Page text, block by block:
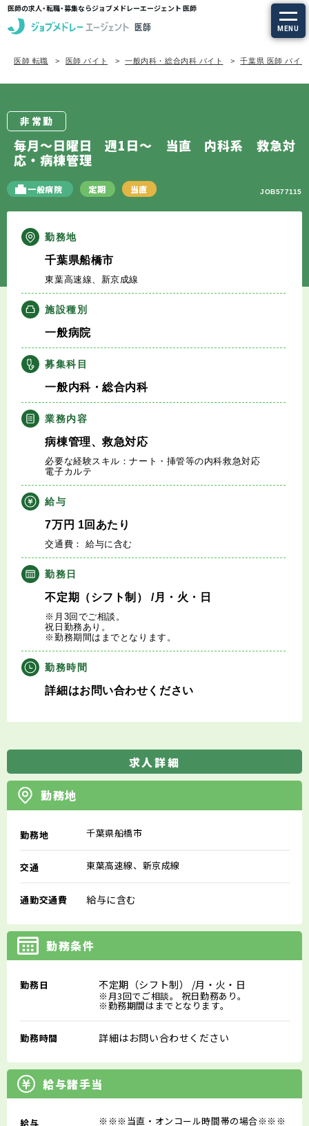
医師の求人・転職・募集ならジョブメドレーエージェント 医師
MENU
求人を探す
定期非常勤の求人
エージェントサービスTOP
サービスの流れ
キャリアアドバイザー紹介
医師の求人・転職Q&A
知りたい・聞きたい
転職成功事例
医師の転職マニュアル
データで見る医師の平均年収
医師に役立つ取材記事
大学医局紹介
医師 転職 医師 バイト 一般内科・総合内科 バイト 千葉県 医師 バイト
非常勤
毎月～日曜日 週1日～ 当直 内科系 救急対
応・病棟管理
一般病院 定期 当直 JOB577115
勤務地
千葉県船橋市
東葉高速線、新京成線
施設種別
一般病院
募集科目
一般内科・総合内科
業務内容
病棟管理、救急対応
必要な経験スキル：ナート・挿管等の内科救急対応
電子カルテ
給与
7万円 1回あたり
交通費： 給与に含む
勤務日
不定期（シフト制） /月・火・日
※月3回でご相談。
祝日勤務あり。
※勤務期間はまでとなります。
勤務時間
詳細はお問い合わせください
求人詳細
勤務地
勤務地 千葉県船橋市
交通 東葉高速線、新京成線
通勤交通費 給与に含む
勤務条件
勤務日 不定期（シフト制） /月・火・日
※月3回でご相談。 祝日勤務あり。
※勤務期間はまでとなります。
勤務時間 詳細はお問い合わせください
給与諸手当
給与 ※※※当直・オンコール時間帯の場合※※※